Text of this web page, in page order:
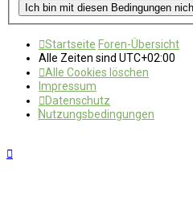
Startseite Foren-Übersicht
Alle Zeiten sind UTC+02:00
Alle Cookies löschen
Impressum
Datenschutz
Nutzungsbedingungen